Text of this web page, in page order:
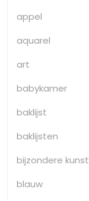
appel
aquarel
art
babykamer
baklijst
baklijsten
bijzondere kunst
blauw